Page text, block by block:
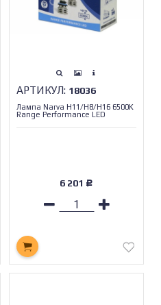
АРТИКУЛ: 18036
Лампа Narva H11/H8/H16 6500K
Range Performance LED
6 201 Р